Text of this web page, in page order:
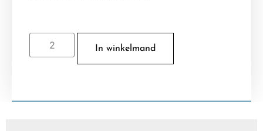
In winkelmand